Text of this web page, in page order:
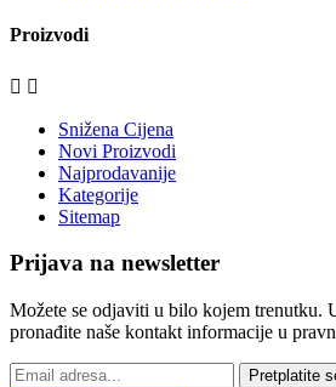
Proizvodi
 
Snižena Cijena
Novi Proizvodi
Najprodavanije
Kategorije
Sitemap
Prijava na newsletter
Možete se odjaviti u bilo kojem trenutku.
pronađite naše kontakt informacije u
Pretplatite